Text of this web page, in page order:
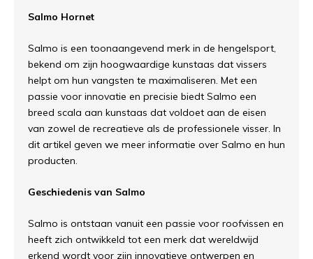
Salmo Hornet
Salmo is een toonaangevend merk in de hengelsport,
bekend om zijn hoogwaardige kunstaas dat vissers
helpt om hun vangsten te maximaliseren. Met een
passie voor innovatie en precisie biedt Salmo een
breed scala aan kunstaas dat voldoet aan de eisen
van zowel de recreatieve als de professionele visser. In
dit artikel geven we meer informatie over Salmo en hun
producten.
Geschiedenis van Salmo
Salmo is ontstaan vanuit een passie voor roofvissen en
heeft zich ontwikkeld tot een merk dat wereldwijd
erkend wordt voor zijn innovatieve ontwerpen en